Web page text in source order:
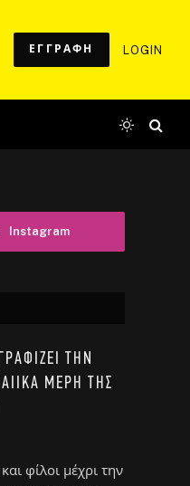
ΕΓΓΡΑΦΗ LOGIN
Instagram
την
μέρη της
φίλοι μέχρι την